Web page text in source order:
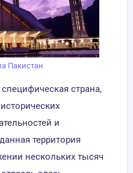
Пакистан
страна,
и
территория
нескольких тысяч